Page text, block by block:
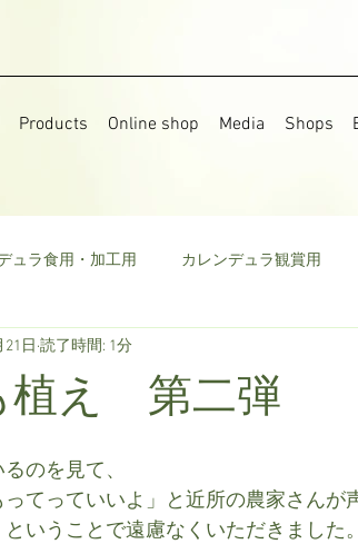
Products Online shop Media Shops
ュラ食用・加工用 カレンデュラ観賞用
食用菜の花
植え 第二弾
21日 読了時間: 1分
のを見て、
ってっていいよ」と近所の農家さんが
いうことで遠慮なくいただきました。